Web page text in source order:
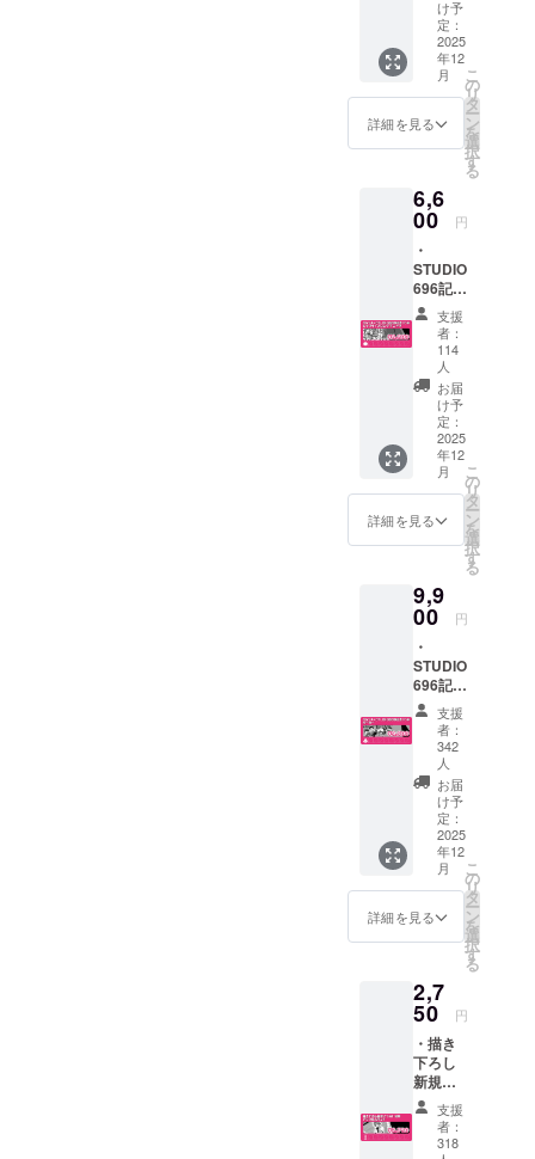
込みで
6,779円
となり
ます。
プロ
ジェク
トペー
ジ本文
「返礼
細説
明」を
くださ
い。 ※
お支払
い金額
は
CAMPF
IRE手数
料、シ
ステム
利用料
込みで
10,696
円とな
りま
す。
ボ書籍
【☆3】
STUDIO
696記念
（XS〜
3XL：3
ら1種選
択）
・描き
下ろし
新規イ
ラスト
使用ア
クリル
スタン
ド（全
８キャ
ラ分）
【☆6】
・額縁
入り複
ン＆イ
ラスト
状
【☆7】
・コラ
ボ書籍
へのク
レジッ
ト掲載
【☆8】
「milkt
ub×麻生
夏子」
アニ
バーサ
リー記
念ソン
グ
【☆11
】 ・コ
ラボ書
マ
CD【☆
12】 ※
詳細は
プロ
ジェク
トペー
ジ本文
「返礼
ら選
択）
【☆5】
※詳細は
プロ
ジェク
トペー
細説
明」を
くださ
い。 ※
お支払
い金額
CAMPF
IRE手数
料、シ
ステム
利用料
込みで
6,779円
となり
け予
定：
2025
年12
月
詳細を見る
こ
の
リ
タ
ー
ン
を
選
択
す
る
6,6
00 円
・
STUDIO
696記念
ビッグ
サイズ
ロングT
シャツ
（S〜
XL：2
種3カ
ラーか
ら選
択）
【☆9】
※詳細は
ジ本文
「返礼
細説
明」を
ご確認
くださ
い。 ※
お支払
い金額
は
CAMPF
IRE手数
料、シ
ステム
利用料
8,085円
となり
支援
者：
114
人
お届
け予
定：
2025
年12
月
詳細を見る
こ
の
リ
タ
ー
ン
を
選
択
す
る
9,9
00 円
・
STUDIO
696記念
パー
カー
（S〜
2XL：2
種3カ
ラーか
ら選
択）
【☆10
細はプ
ロジェ
「返礼
商品詳
明」を
ご確認
くださ
い。 ※
お支払
い金額
支援
者：
342
人
お届
け予
定：
2025
年12
月
詳細を見る
こ
の
リ
タ
ー
ン
を
選
択
す
る
2,7
50 円
・描き
下ろし
新規イ
ラスト
使用ア
クリル
支援
者：
318